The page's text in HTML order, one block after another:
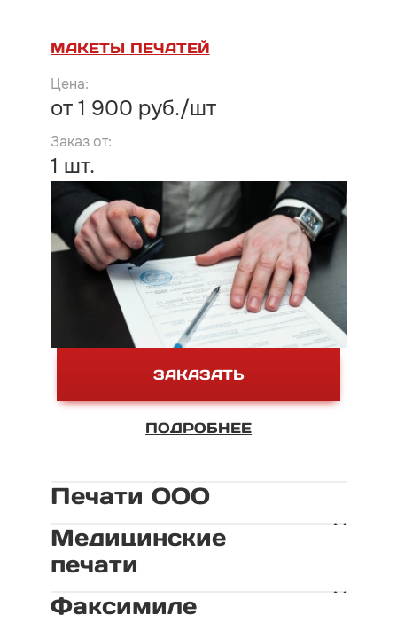
МАКЕТЫ ПЕЧАТЕЙ
от 1 900 руб./шт
1 шт.
ЗАКАЗАТЬ
ПОДРОБНЕЕ
Печати ООО
Медицинские
печати
Факсимиле